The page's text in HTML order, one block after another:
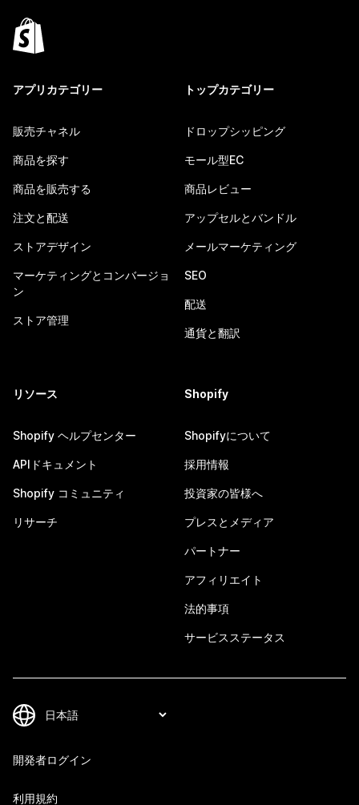
アプリカテゴリー
販売チャネル
商品を探す
商品を販売する
注文と配送
ストアデザイン
マーケティングとコンバージョ
ン
ストア管理
トップカテゴリー
ドロップシッピング
モール型EC
商品レビュー
アップセルとバンドル
メールマーケティング
SEO
配送
通貨と翻訳
リソース
Shopify ヘルプセンター
APIドキュメント
Shopify コミュニティ
リサーチ
Shopify
Shopifyについて
採用情報
投資家の皆様へ
プレスとメディア
パートナー
アフィリエイト
法的事項
サービスステータス
開発者ログイン
利用規約